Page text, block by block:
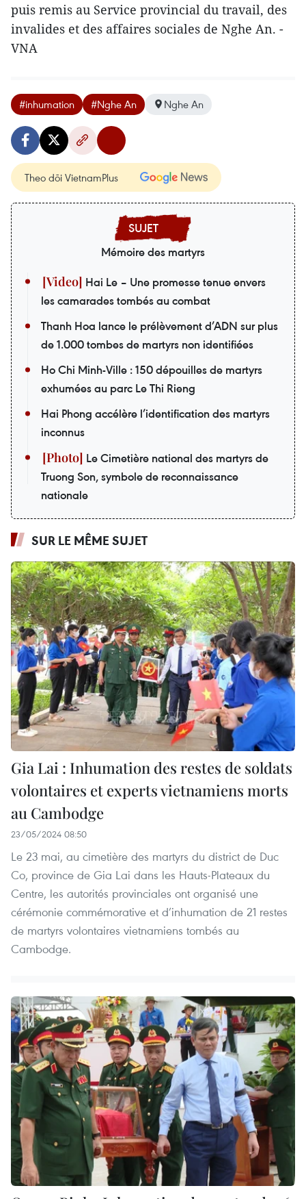
puis remis au Service provincial du travail, des
invalides et des affaires sociales de Nghe An. -
VNA
#inhumation #Nghe An Nghe An
Theo dõi VietnamPlus
Mémoire des martyrs
Hai Le – Une promesse tenue envers
les camarades tombés au combat
Thanh Hoa lance le prélèvement d’ADN sur plus
de 1.000 tombes de martyrs non identifiées
Ho Chi Minh-Ville : 150 dépouilles de martyrs
exhumées au parc Le Thi Rieng
Hai Phong accélère l’identification des martyrs
inconnus
Le Cimetière national des martyrs de
Truong Son, symbole de reconnaissance
nationale
SUR LE MÊME SUJET
Gia Lai : Inhumation des restes de soldats
volontaires et experts vietnamiens morts
au Cambodge
23/05/2024 08:50
Le 23 mai, au cimetière des martyrs du district de Duc
Co, province de Gia Lai dans les Hauts-Plateaux du
Centre, les autorités provinciales ont organisé une
cérémonie commémorative et d’inhumation de 21 restes
de martyrs volontaires vietnamiens tombés au
Cambodge.